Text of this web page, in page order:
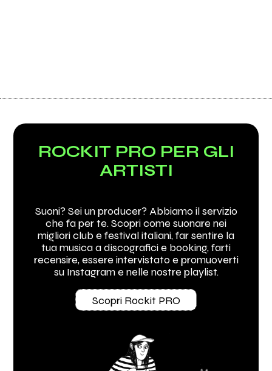
ROCKIT PRO PER GLI
ARTISTI
Suoni? Sei un producer? Abbiamo il servizio
che fa per te. Scopri come suonare nei
migliori club e festival italiani, far sentire la
tua musica a discografici e booking, farti
recensire, essere intervistato e promuoverti
su Instagram e nelle nostre playlist.
Scopri Rockit PRO